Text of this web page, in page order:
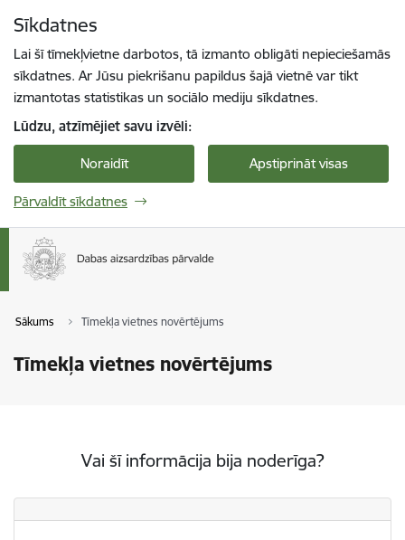
Sīkdatnes
Lai šī tīmekļvietne darbotos, tā izmanto obligāti nepieciešamās
sīkdatnes. Ar Jūsu piekrišanu papildus šajā vietnē var tikt
izmantotas statistikas un sociālo mediju sīkdatnes.
Lūdzu, atzīmējiet savu izvēli:
Noraidīt Apstiprināt visas
Pārvaldīt sīkdatnes
Sākums Tīmekļa vietnes novērtējums
Tīmekļa vietnes novērtējums
Vai šī informācija bija noderīga?
Vai šī informācija bija noderīga?